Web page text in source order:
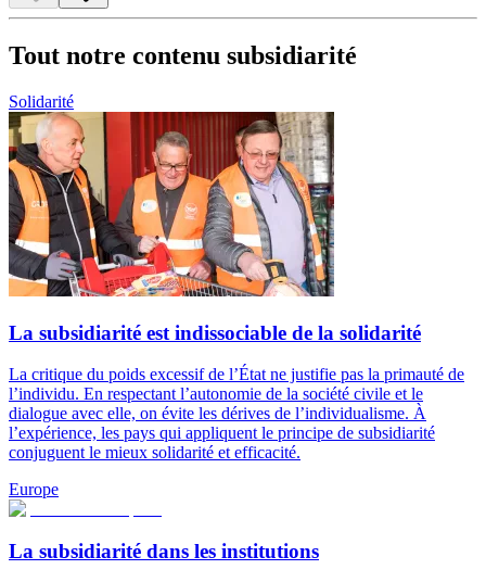
Tout notre contenu subsidiarité
Solidarité
La subsidiarité est indissociable de la solidarité
La critique du poids excessif de l’État ne justifie pas la primauté de
l’individu. En respectant l’autonomie de la société civile et le
dialogue avec elle, on évite les dérives de l’individualisme. À
l’expérience, les pays qui appliquent le principe de subsidiarité
conjuguent le mieux solidarité et efficacité.
Europe
La subsidiarité dans les institutions